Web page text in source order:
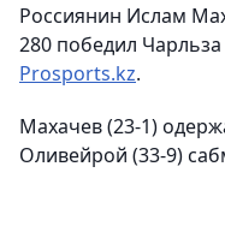
Россиянин Ислам
280 победил
Prosports.kz.
Махачев (23-1)
Оливейрой (33-9)